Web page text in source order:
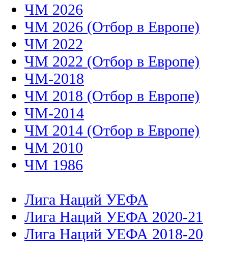
ЧМ 2026
ЧМ 2026 (Отбор в Европе)
ЧМ 2022
ЧМ 2022 (Отбор в Европе)
ЧМ-2018
ЧМ 2018 (Отбор в Европе)
ЧМ-2014
ЧМ 2014 (Отбор в Европе)
ЧМ 2010
ЧМ 1986
Лига Наций УЕФА
Лига Наций УЕФА 2020-21
Лига Наций УЕФА 2018-20